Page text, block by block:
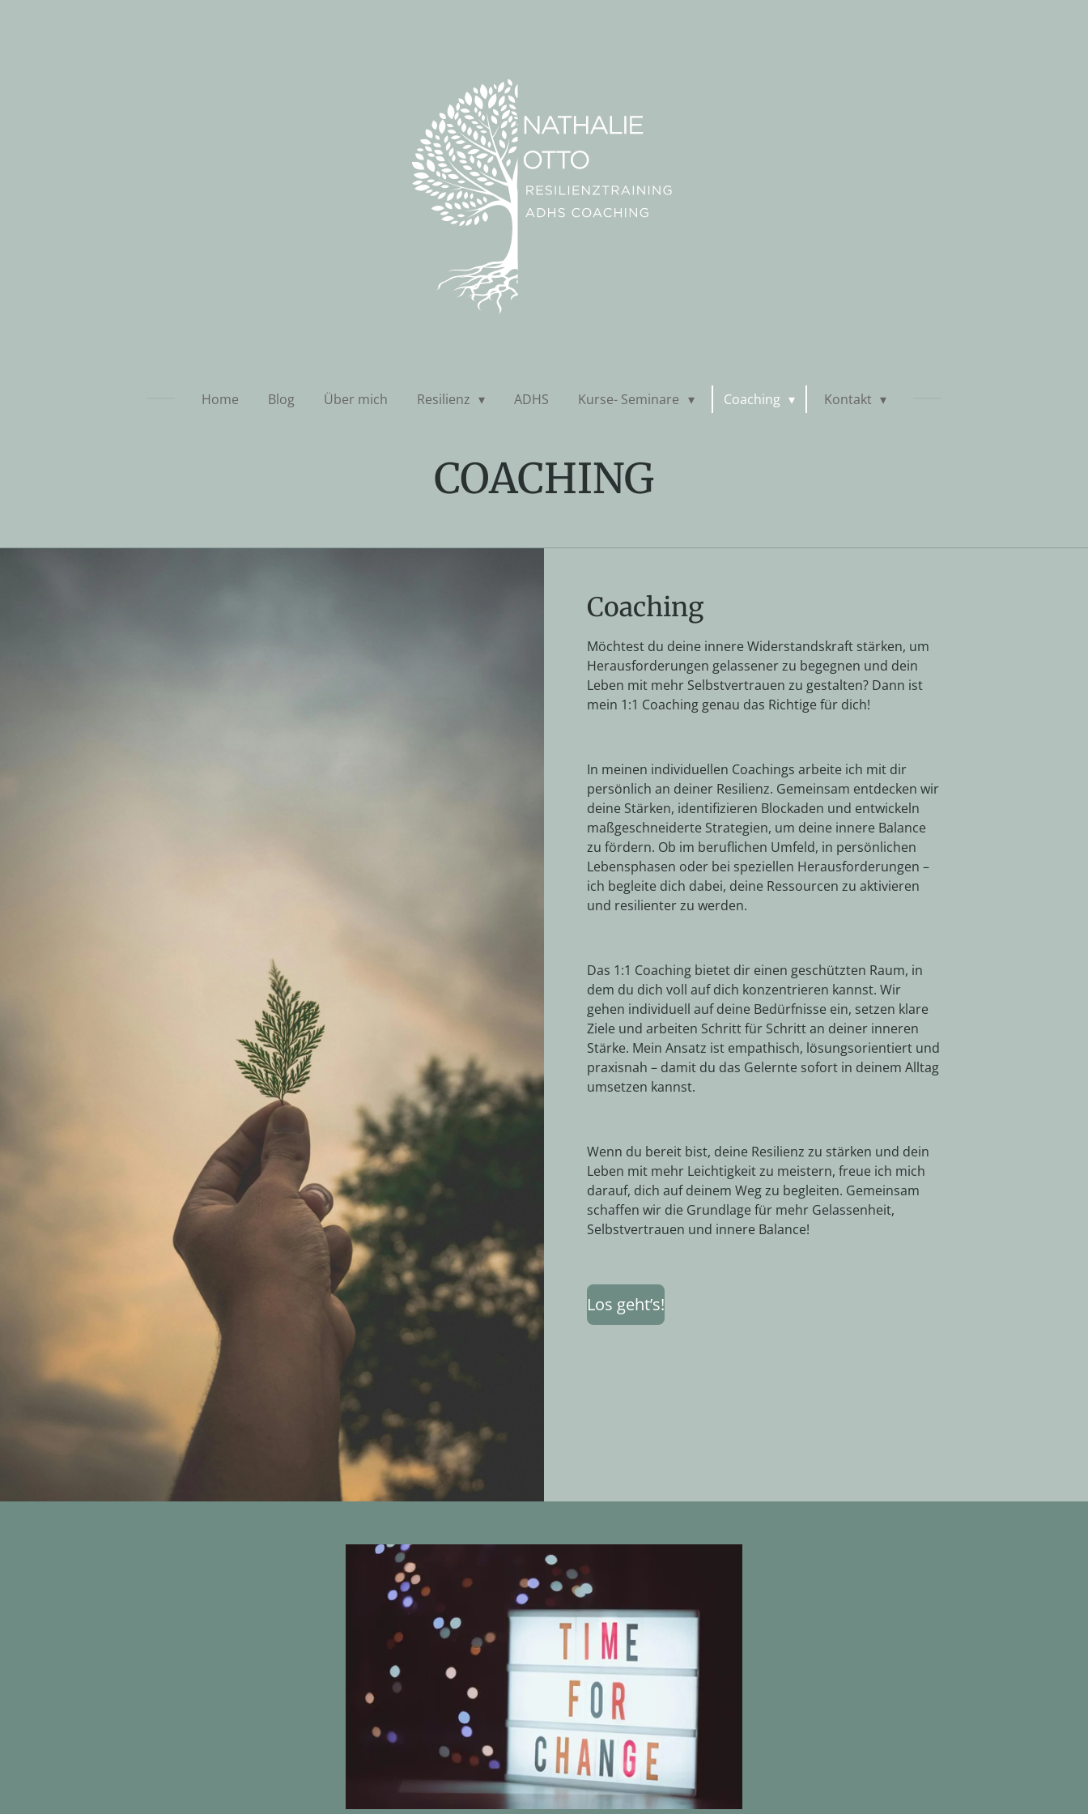
Home Blog Über mich Resilienz ADHS Kurse- Seminare Coaching Kontakt
COACHING
Coaching
Möchtest du deine innere Widerstandskraft stärken, um
Herausforderungen gelassener zu begegnen und dein
Leben mit mehr Selbstvertrauen zu gestalten? Dann ist
mein 1:1 Coaching genau das Richtige für dich!
In meinen individuellen Coachings arbeite ich mit dir
persönlich an deiner Resilienz. Gemeinsam entdecken wir
deine Stärken, identifizieren Blockaden und entwickeln
maßgeschneiderte Strategien, um deine innere Balance
zu fördern. Ob im beruflichen Umfeld, in persönlichen
Lebensphasen oder bei speziellen Herausforderungen –
ich begleite dich dabei, deine Ressourcen zu aktivieren
und resilienter zu werden.
Das 1:1 Coaching bietet dir einen geschützten Raum, in
dem du dich voll auf dich konzentrieren kannst. Wir
gehen individuell auf deine Bedürfnisse ein, setzen klare
Ziele und arbeiten Schritt für Schritt an deiner inneren
Stärke. Mein Ansatz ist empathisch, lösungsorientiert und
praxisnah – damit du das Gelernte sofort in deinem Alltag
umsetzen kannst.
Wenn du bereit bist, deine Resilienz zu stärken und dein
Leben mit mehr Leichtigkeit zu meistern, freue ich mich
darauf, dich auf deinem Weg zu begleiten. Gemeinsam
schaffen wir die Grundlage für mehr Gelassenheit,
Selbstvertrauen und innere Balance!
Los geht’s!